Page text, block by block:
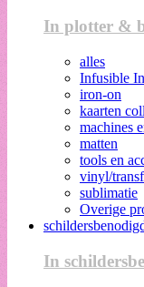
In plotter &
alles
Infusible
iron-on
kaarten
machines
matten
tools en
vinyl/
sublimatie
Overige
In